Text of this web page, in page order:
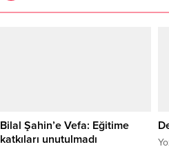
Bilal Şahin’e Vefa: Eğitime
katkıları unutulmadı